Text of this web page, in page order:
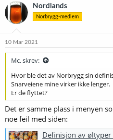
Nordlands
Norbrygg-medlem
10 Mar 2021
Mc. skrev:
Hvor ble det av Norbrygg sin
Snarveiene mine virker ikke lenger.
Er de flyttet?
Det er samme plass i menyen
noe feil med siden:
Definisjon av